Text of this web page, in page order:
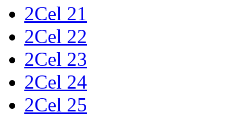
2Cel 21
2Cel 22
2Cel 23
2Cel 24
2Cel 25